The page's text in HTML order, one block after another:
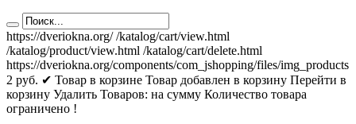
https://dveriokna.org/ /katalog/cart/view.html
/katalog/product/view.html /katalog/cart/delete.html
https://dveriokna.org/components/com_jshopping/files/img_products
2 руб. ✔ Товар в корзине Товар добавлен в корзину Перейти в
корзину Удалить Товаров: на сумму Количество товара
ограничено !